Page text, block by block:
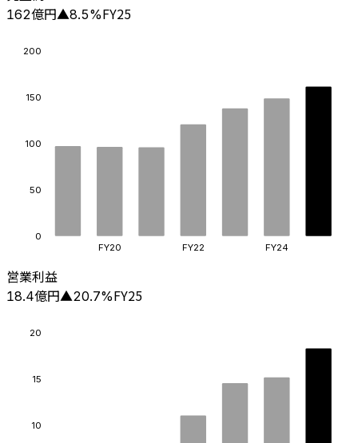
162億円▲8.5%FY25
0
50
100
150
200
FY20 FY22 FY24
営業利益
18.4億円▲20.7%FY25
10
15
20